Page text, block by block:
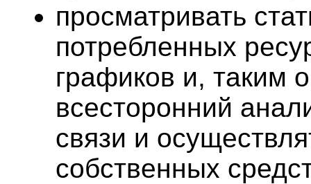
просматривать
потребленных
графиков и, таким
всесторонний
связи и
собственных